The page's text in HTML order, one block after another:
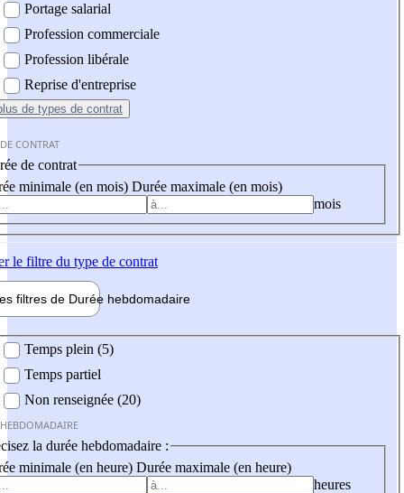
Portage salarial
Profession commerciale
Profession libérale
Reprise d'entreprise
de types de contrat
CONTRAT
de contrat
minimale (en mois) Durée maximale (en mois)
mois
le filtre du type de contrat
filtres de Durée hebdomadaire
Temps plein (5)
Temps partiel
Non renseignée (20)
la durée hebdomadaire :
minimale (en heure) Durée maximale (en heure)
heures